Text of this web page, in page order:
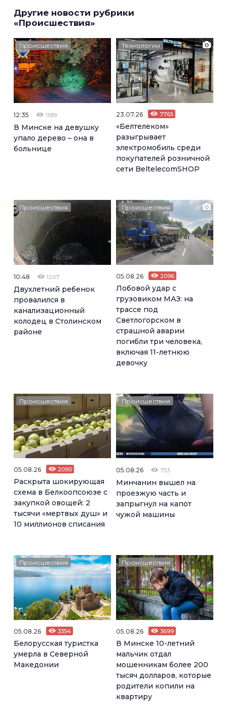
Другие новости рубрики
«Происшествия»
Происшествия
12:35 1189
В Минске на девушку
упало дерево – она в
больнице
Технологии
23.07.26 7765
«Белтелеком»
разыгрывает
электромобиль среди
покупателей розничной
сети BeltelecomSHOP
Происшествия
10:48 1207
Двухлетний ребенок
провалился в
канализационный
колодец в Столинском
районе
Происшествия
05.08.26 2096
Лобовой удар с
грузовиком МАЗ: на
трассе под
Светлогорском в
страшной аварии
погибли три человека,
включая 11-летнюю
девочку
Происшествия
05.08.26 2090
Раскрыта шокирующая
схема в Белкоопсоюзе с
закупкой овощей: 2
тысячи «мертвых душ» и
10 миллионов списания
Происшествия
05.08.26 753
Минчанин вышел на
проезжую часть и
запрыгнул на капот
чужой машины
Происшествия
05.08.26 3354
Белорусская туристка
умерла в Северной
Македонии
Происшествия
05.08.26 3699
В Минске 10-летний
мальчик отдал
мошенникам более 200
тысяч долларов, которые
родители копили на
квартиру